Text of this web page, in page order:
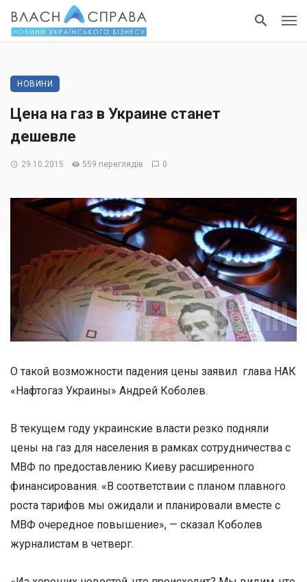
НОВИНИ
Цена на газ в Украине станет
дешевле
29.10.2015 559 переглядів 0
О такой возможности падения цены заявил глава НАК
«Нафтогаз Украины» Андрей Коболев.
В текущем году украинские власти резко подняли
цены на газ для населения в рамках сотрудничества с
МВФ по предоставлению Киеву расширенного
финансирования. «В соответствии с планом плавного
роста тарифов мы ожидали и планировали вместе с
МВФ очередное повышение», — сказал Коболев
журналистам в четверг.